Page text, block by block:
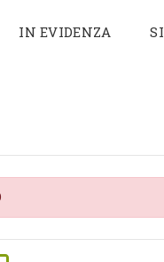
IN EVIDENZA